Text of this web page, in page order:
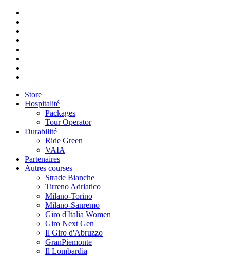
Store
Hospitalité
Packages
Tour Operator
Durabilité
Ride Green
VAIA
Partenaires
Autres courses
Strade Bianche
Tirreno Adriatico
Milano-Torino
Milano-Sanremo
Giro d'Italia Women
Giro Next Gen
Il Giro d'Abruzzo
GranPiemonte
Il Lombardia